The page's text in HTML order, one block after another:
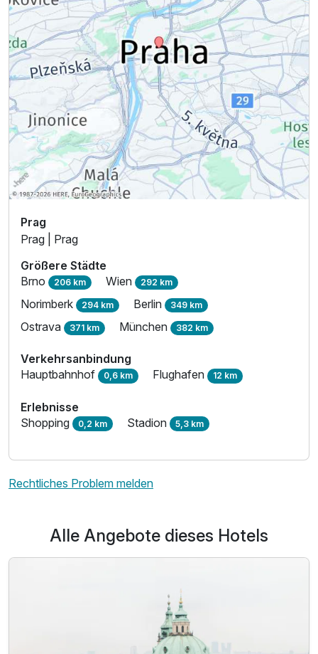
Prag
Prag | Prag
Größere Städte
Brno 206 km Wien 292 km
Norimberk 294 km Berlin 349 km
Ostrava 371 km München 382 km
Verkehrsanbindung
Hauptbahnhof 0,6 km Flughafen 12 km
Erlebnisse
Shopping 0,2 km Stadion 5,3 km
Rechtliches Problem melden
Alle Angebote dieses Hotels